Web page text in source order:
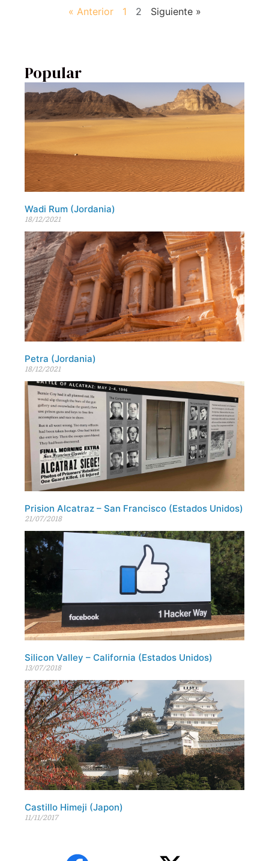
« Anterior 1 2 Siguiente »
Popular
Wadi Rum (Jordania)
18/12/2021
Petra (Jordania)
18/12/2021
Prision Alcatraz – San Francisco (Estados Unidos)
21/07/2018
Silicon Valley – California (Estados Unidos)
13/07/2018
Castillo Himeji (Japon)
11/11/2017